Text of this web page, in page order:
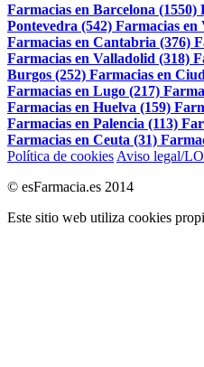
Farmacias en Barcelona (1550)
Pontevedra (542) Farmacias en
Farmacias en Cantabria (376)
Farmacias en Valladolid (318)
Burgos (252) Farmacias en
Farmacias en Lugo (217)
Farmacias en Huelva (159)
Farmacias en Palencia (113)
Farmacias en Ceuta (31)
Política de cookies Aviso legal/
© esFarmacia.es 2014
Este sitio web utiliza cookies